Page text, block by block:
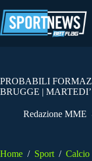
al
contenuto
PROBABILI
BRUGGE |
Redazione MME
Home / Sport / Calcio